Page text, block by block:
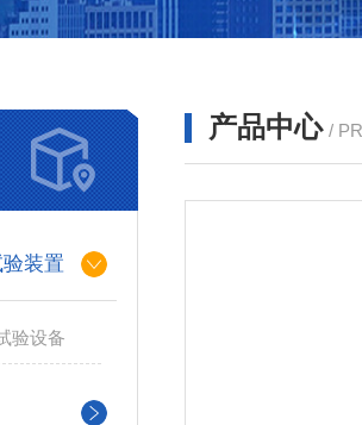
装置
验设备
产品中心 /